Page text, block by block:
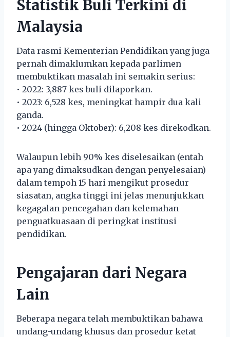
Statistik Buli Terkini di
Malaysia
Data rasmi Kementerian Pendidikan yang juga
pernah dimaklumkan kepada parlimen
membuktikan masalah ini semakin serius:
• 2022: 3,887 kes buli dilaporkan.
• 2023: 6,528 kes, meningkat hampir dua kali
ganda.
• 2024 (hingga Oktober): 6,208 kes direkodkan.
Walaupun lebih 90% kes diselesaikan (entah
apa yang dimaksudkan dengan penyelesaian)
dalam tempoh 15 hari mengikut prosedur
siasatan, angka tinggi ini jelas menunjukkan
kegagalan pencegahan dan kelemahan
penguatkuasaan di peringkat institusi
pendidikan.
Pengajaran dari Negara
Lain
Beberapa negara telah membuktikan bahawa
undang-undang khusus dan prosedur ketat